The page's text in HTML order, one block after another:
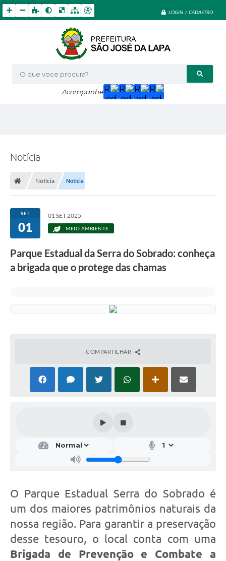
LOGIN / CADASTRO
O que voce procura?
Acompanhe
Notícia
Notícia Notícia
SET
01
01 SET 2025
MEIO AMBIENTE
Parque Estadual da Serra do Sobrado: conheça
a brigada que o protege das chamas
COMPARTILHAR
O Parque Estadual Serra do Sobrado é
um dos maiores patrimônios naturais da
nossa região. Para garantir a preservação
desse tesouro, o local conta com uma
Brigada de Prevenção e Combate a